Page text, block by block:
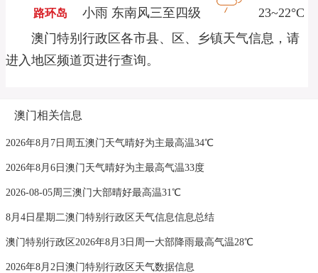
路环岛 小雨 东南风三至四级
23~22°C
澳门特别行政区各市县、区、乡镇天气信息，请
进入地区频道页进行查询。
澳门相关信息
2026年8月7日周五澳门天气晴好为主最高温34℃
2026年8月6日澳门天气晴好为主最高气温33度
2026-08-05周三澳门大部晴好最高温31℃
8月4日星期二澳门特别行政区天气信息信息总结
澳门特别行政区2026年8月3日周一大部降雨最高气温28℃
2026年8月2日澳门特别行政区天气数据信息